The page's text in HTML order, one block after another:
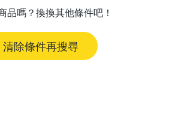
品嗎？換換其他條件吧！
清除條件再搜尋